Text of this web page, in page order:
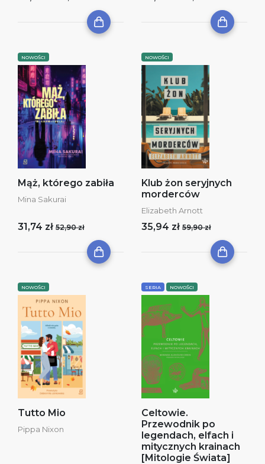
NOWOŚCI
Mąż, którego zabiła
Mina Sakurai
31,74 zł 52,90 zł
NOWOŚCI
Klub żon seryjnych
morderców
Elizabeth Arnott
35,94 zł 59,90 zł
NOWOŚCI
Tutto Mio
Pippa Nixon
SERIA NOWOŚCI
Celtowie.
Przewodnik po
legendach, elfach i
mitycznych krainach
[Mitologie Świata]